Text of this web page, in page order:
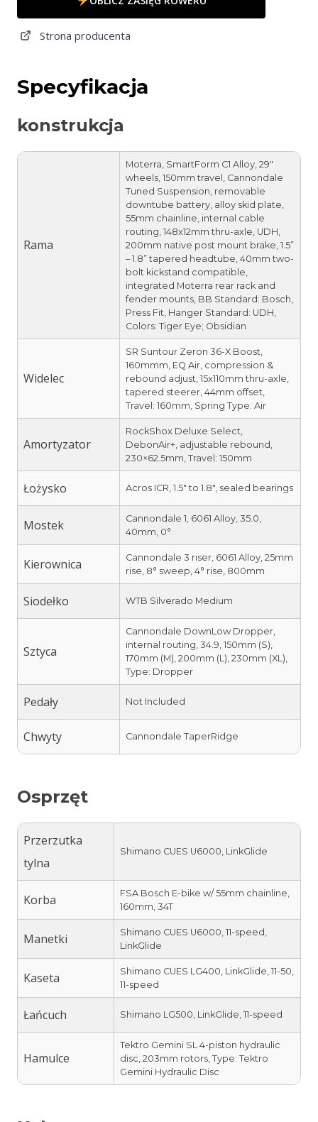
Strona producenta
Specyfikacja
konstrukcja
Rama
Moterra, SmartForm C1 Alloy, 29″
wheels, 150mm travel, Cannondale
Tuned Suspension, removable
downtube battery, alloy skid plate,
55mm chainline, internal cable
routing, 148x12mm thru-axle, UDH,
200mm native post mount brake, 1.5”
– 1.8” tapered headtube, 40mm two-
bolt kickstand compatible,
integrated Moterra rear rack and
fender mounts, BB Standard: Bosch,
Press Fit, Hanger Standard: UDH,
Colors: Tiger Eye; Obsidian
Widelec
SR Suntour Zeron 36-X Boost,
160mmm, EQ Air, compression &
rebound adjust, 15x110mm thru-axle,
tapered steerer, 44mm offset,
Travel: 160mm, Spring Type: Air
Amortyzator
RockShox Deluxe Select,
DebonAir+, adjustable rebound,
230×62.5mm, Travel: 150mm
Łożysko Acros ICR, 1.5″ to 1.8″, sealed bearings
Mostek
Cannondale 1, 6061 Alloy, 35.0,
40mm, 0°
Kierownica
Cannondale 3 riser, 6061 Alloy, 25mm
rise, 8° sweep, 4° rise, 800mm
Siodełko WTB Silverado Medium
Sztyca
Cannondale DownLow Dropper,
internal routing, 34.9, 150mm (S),
170mm (M), 200mm (L), 230mm (XL),
Type: Dropper
Pedały Not Included
Chwyty Cannondale TaperRidge
Osprzęt
Przerzutka
tylna
Shimano CUES U6000, LinkGlide
Korba
FSA Bosch E-bike w/ 55mm chainline,
160mm, 34T
Manetki
Shimano CUES U6000, 11-speed,
LinkGlide
Kaseta
Shimano CUES LG400, LinkGlide, 11-50,
11-speed
Łańcuch Shimano LG500, LinkGlide, 11-speed
Hamulce
Tektro Gemini SL 4-piston hydraulic
disc, 203mm rotors, Type: Tektro
Gemini Hydraulic Disc